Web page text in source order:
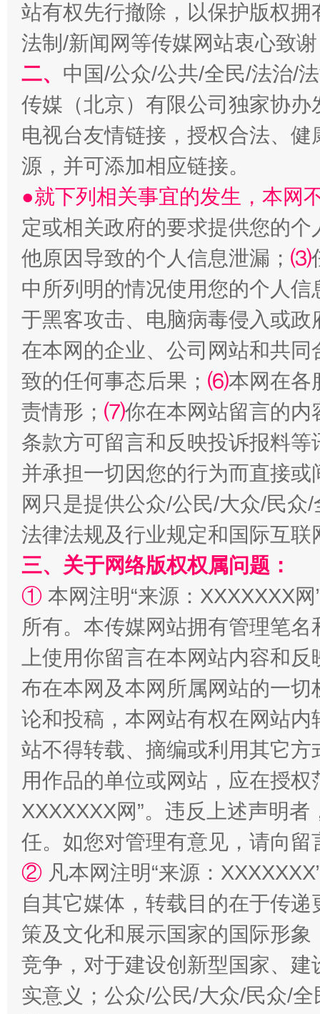
魏明亮
“刷贴”乱象丛生
生
揭批美国五大"原罪" "炒
解纷+调解+退费，一次搞定
站台名比不上好声名
漫山遍野的桃花与雪山、麦地、白藏房 除
站有权先行撤除，以保护版权
法制/新闻网等传媒网站衷心致
二、 中国/公众/公共/全民/法治/
传媒（北京）有限公司独家协
电视台友情链接，授权合法、
源，并可添加相应链接。
●就下列相关事宜的发生，本网
定或相关政府的要求提供您的个
他原因导致的个人信息泄漏； ⑶
中所列明的情况使用您的个人
于黑客攻击、电脑病毒侵入或
在本网的企业、公司网站和共
致的任何事态后果； ⑹本网在各
责情形； ⑺你在本网站留言的内
条款方可留言和反映投诉报料
并承担一切因您的行为而直接
网只是提供公众/公民/大众/民
法律法规及行业规定和国际互
三、关于网络版权权属问题：
① 本网注明“来源：XXXXXXX
所有。本传媒网站拥有管理笔
上使用你留言在本网站内容和
布在本网及本网所属网站的一
论和投稿，本网站有权在网站
站不得转载、摘编或利用其它
用作品的单位或网站，应在授
XXXXXXX网”。违反上述声明
任。如您对管理有意见，请向
② 凡本网注明“来源：
自其它媒体，转载目的在于传
策及文化和展示国家的国际形
竞争，对于建设创新型国家、
实意义；公众/公民/大众/民众/